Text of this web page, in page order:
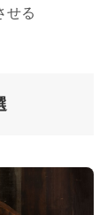
せる